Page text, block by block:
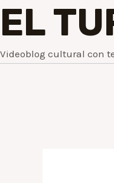
EL
Videoblog cultural con